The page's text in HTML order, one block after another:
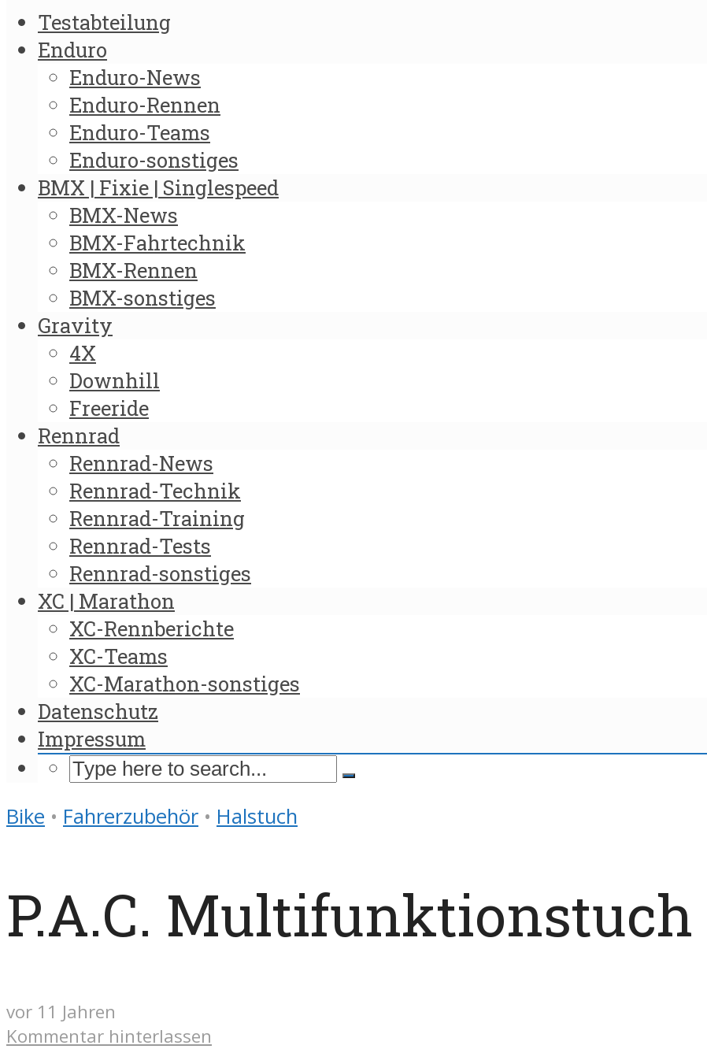
Testabteilung
Enduro
Enduro-News
Enduro-Rennen
Enduro-Teams
Enduro-sonstiges
BMX | Fixie | Singlespeed
BMX-News
BMX-Fahrtechnik
BMX-Rennen
BMX-sonstiges
Gravity
4X
Downhill
Freeride
Rennrad
Rennrad-News
Rennrad-Technik
Rennrad-Training
Rennrad-Tests
Rennrad-sonstiges
XC | Marathon
XC-Rennberichte
XC-Teams
XC-Marathon-sonstiges
Datenschutz
Impressum
Bike • Fahrerzubehör • Halstuch
P.A.C.
vor 11 Jahren
Kommentar hinterlassen